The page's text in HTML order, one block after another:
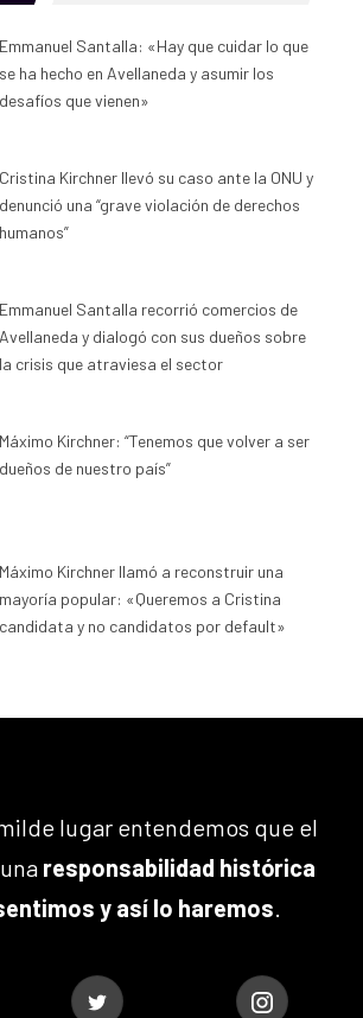
Emmanuel Santalla: «Hay que cuidar lo que
se ha hecho en Avellaneda y asumir los
desafíos que vienen»
Cristina Kirchner llevó su caso ante la ONU y
denunció una “grave violación de derechos
humanos”
Emmanuel Santalla recorrió comercios de
Avellaneda y dialogó con sus dueños sobre
la crisis que atraviesa el sector
Máximo Kirchner: “Tenemos que volver a ser
dueños de nuestro país”
Máximo Kirchner llamó a reconstruir una
mayoría popular: «Queremos a Cristina
candidata y no candidatos por default»
lugar entendemos que el
responsabilidad histórica
y así lo haremos.